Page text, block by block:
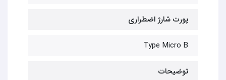
پورت شارژ اضطراری
Type Micro B
توضیحات